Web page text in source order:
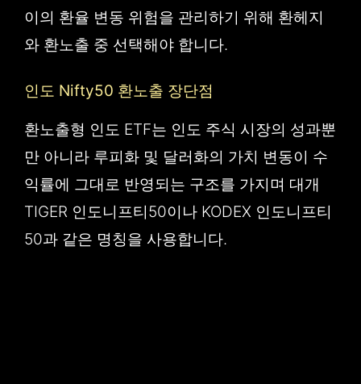
이의 환율 변동 위험을 관리하기 위해 환헤지
와 환노출 중 선택해야 합니다.
인도 Nifty50 환노출 장단점
환노출형 인도 ETF는 인도 주식 시장의 성과뿐
만 아니라 루피화 및 달러화의 가치 변동이 수
익률에 그대로 반영되는 구조를 가지며 대개
TIGER 인도니프티50이나 KODEX 인도니프티
50과 같은 명칭을 사용합니다.